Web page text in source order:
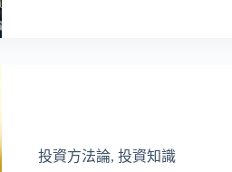
投資方法論, 投資知識